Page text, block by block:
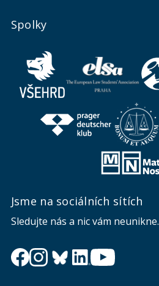
Spolky
Jsme na sociálních sítích
Sledujte nás a nic vám neunikne.